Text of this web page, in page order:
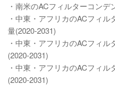
・南米のACフィルターコン
・中東・アフリカのACフィ
量(2020-2031)
・中東・アフリカのACフィ
(2020-2031)
・中東・アフリカのACフィ
(2020-2031)